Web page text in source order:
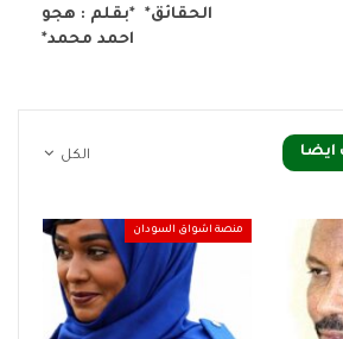
الحقائق* *بقلم : هجو
احمد محمد*
الكل ايضا
منصة اشواق السودان